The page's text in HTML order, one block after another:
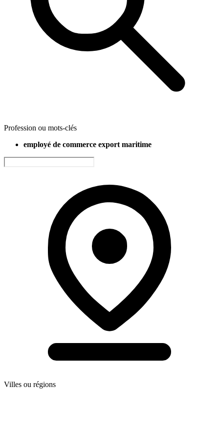
Profession ou mots-clés
employé de commerce export maritime
Villes ou régions